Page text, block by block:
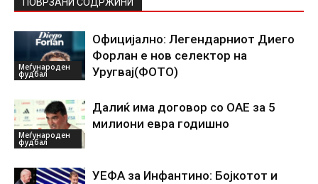
Меѓународен
фудбал
Официјално: Легендарниот Диего
Форлан е нов селектор на
Уругвај(ФОТО)
Меѓународен
фудбал
Далиќ има договор со ОАЕ за 5
милиони евра годишно
УЕФА за Инфантино: Бојкотот и